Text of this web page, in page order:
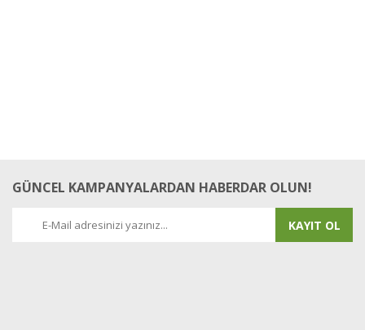
GÜNCEL KAMPANYALARDAN HABERDAR OLUN!
KAYIT OL